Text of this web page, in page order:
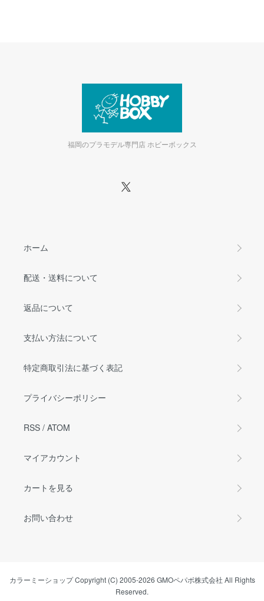
福岡のプラモデル専門店 ホビーボックス
ホーム
配送・送料について
返品について
支払い方法について
特定商取引法に基づく表記
プライバシーポリシー
RSS / ATOM
マイアカウント
カートを見る
お問い合わせ
カラーミーショップCopyright (C) 2005-2026 GMOペパボ株式会社 All Rights
Reserved.